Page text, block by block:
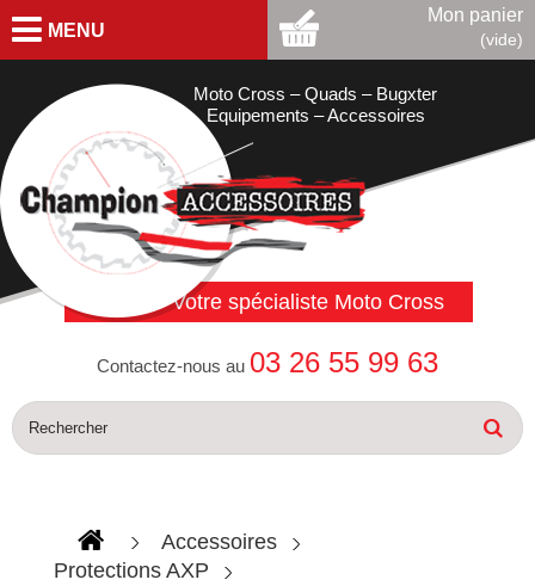
MENU
Mon panier
(vide)
Moto Cross – Quads – Bugxter
Equipements – Accessoires
Votre spécialiste Moto Cross
Contactez-nous au 03 26 55 99 63
Accessoires
Protections AXP